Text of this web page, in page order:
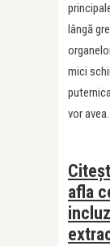
lângă
mici
vor avea.
afla